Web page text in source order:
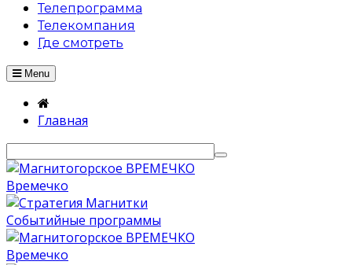
Телепрограмма
Телекомпания
Где смотреть
Menu
Главная
Времечко
Событийные программы
Времечко